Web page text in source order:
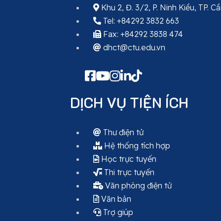
Khu 2, Đ. 3/2, P. Ninh Kiều, TP.
Tel: +84292 3832 663
Fax: +84292 3838 474
dhct@ctu.edu.vn
DỊCH VỤ TIỆN ÍCH
Thư điện tử
Hệ thống tích hợp
Học trực tuyến
Thi trực tuyến
Văn phòng điện tử
Văn bản
Trợ giúp